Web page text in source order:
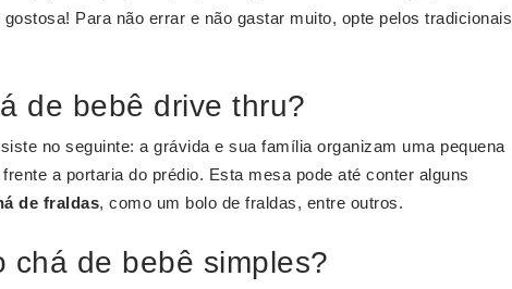
Para não errar e não gastar muito, opte pelos tradicionais
de bebê drive thru?
no seguinte: a grávida e sua família organizam uma pequena
a portaria do prédio. Esta mesa pode até conter alguns
de fraldas, como um bolo de fraldas, entre outros.
chá de bebê simples?